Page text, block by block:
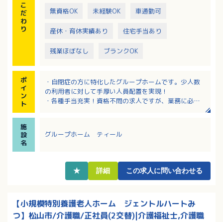
こ
だ
わ
り
無資格OK 未経験OK 車通勤可
産休・育休実績あり 住宅手当あり
残業ほぼなし ブランクOK
ポ
イ
ン
ト
・自閉症の方に特化したグループホームです。少人数
の利用者に対して手厚い人員配置を実現！
・各種手当充実！資格不問の求人ですが、業務に必要
切にしながら働けます！
・風通しがよく、職員同士でお互いに提案も気軽にで
設が初めての方も安心！
施
設
名
グループホーム ティール
★ 詳細 この求人に問い合わせる
【小規模特別養護老人ホーム ジェントルハートみ
つ】松山市/介護職/正社員(2交替)|介護福祉士,介護職